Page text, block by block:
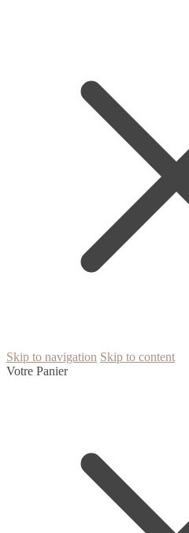
Skip to navigation Skip to content
Votre Panier